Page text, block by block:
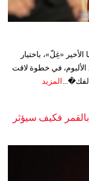
«غِلّ»، باختيار
الألبوم، في خطوة لاقت
المزيد
فكيف سيؤثر